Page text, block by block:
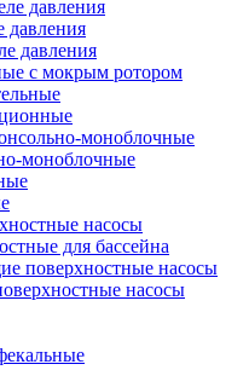
давления
давления
давления
с мокрым ротором
моноблочные
моноблочные
насосы
для бассейна
поверхностные насосы
насосы